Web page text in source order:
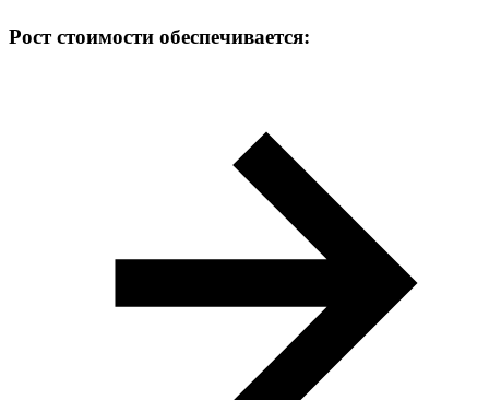
Рост стоимости обеспечивается: